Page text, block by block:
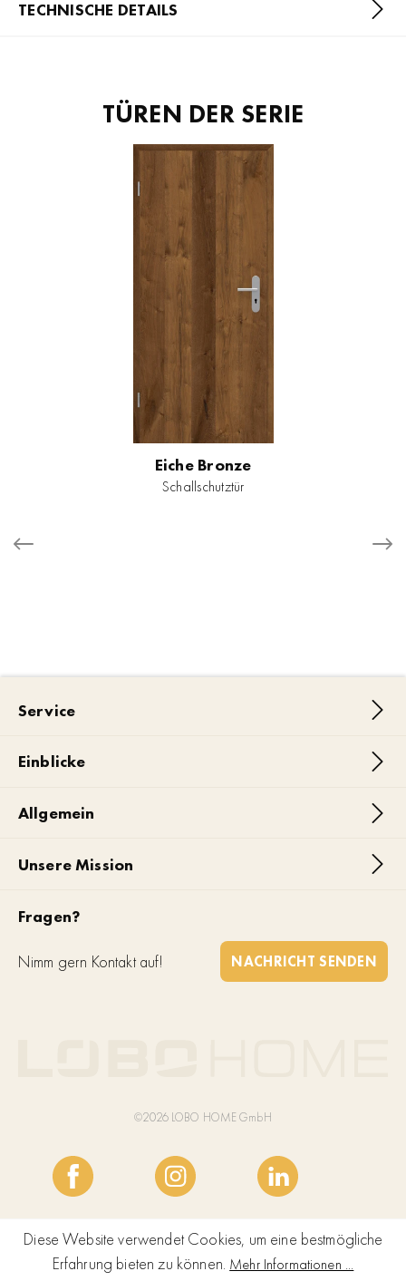
TECHNISCHE DETAILS
TÜREN DER SERIE
Eiche Bronze
Schallschutztür
Service
Einblicke
Allgemein
Unsere Mission
Fragen?
Nimm gern Kontakt auf! NACHRICHT SENDEN
©2026 LOBO HOME GmbH
Diese Website verwendet Cookies, um eine bestmögliche
Erfahrung bieten zu können. Mehr Informationen ...